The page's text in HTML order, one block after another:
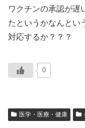
ワクチンの承認が遅
たというかなんとい
対応するか？？？
0
医学・医療・健康